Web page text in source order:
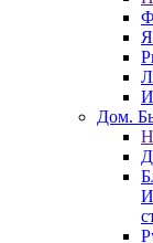
Дом.